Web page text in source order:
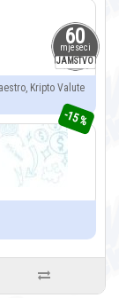
60
mjeseci
JAMSTVO
Kripto Valute
-15 %